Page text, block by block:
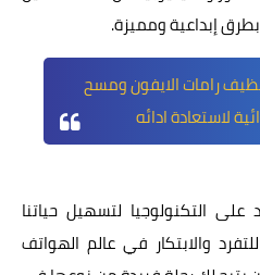
إبداعية ومميزة.
رامات الايفون ومسح
لاستعادة ادائه
التكنولوجيا لتسهيل حياتنا
والابتكار في عالم الهواتف